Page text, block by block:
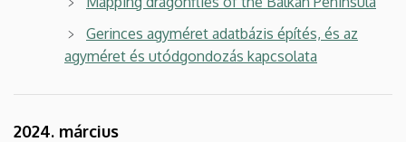
Gerinces agyméret adatbázis építés, és az
agyméret és utódgondozás kapcsolata
2024. március